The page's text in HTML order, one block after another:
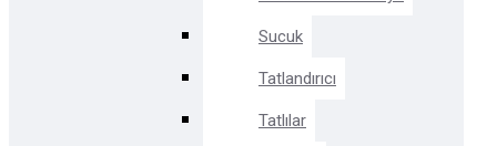
Sucuk
Tatlandırıcı
Tatlılar